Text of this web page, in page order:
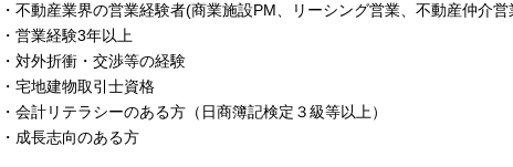
・不動産業界の営業経験者(商業施設PM、リーシング営業、不動産仲介
・営業経験3年以上
・対外折衝・交渉等の経験
・宅地建物取引士資格
・会計リテラシーのある方（日商簿記検定３級等以上）
・成長志向のある方